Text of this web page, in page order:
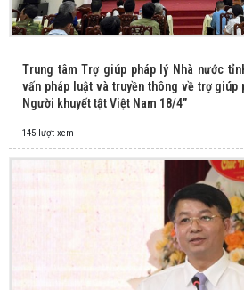
Trung tâm Trợ giúp pháp lý Nhà nước
vấn pháp luật và truyền thông về trợ giúp
Người khuyết tật Việt Nam 18/4”
145 lượt xem